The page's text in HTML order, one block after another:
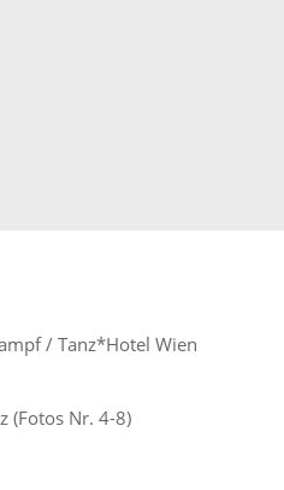
/ Tanz*Hotel Wien
(Fotos Nr. 4-8)